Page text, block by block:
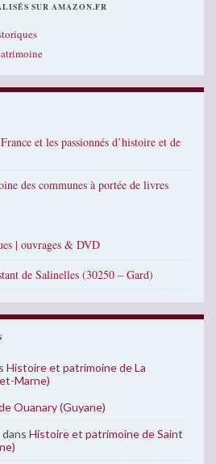
SUR AMAZON.FR
et les passionnés d’histoire et de
des communes à portée de livres
| ouvrages & DVD
de Salinelles (30250 – Gard)
Histoire et patrimoine de La
Marne)
Ouanary (Guyane)
dans Histoire et patrimoine de Saint